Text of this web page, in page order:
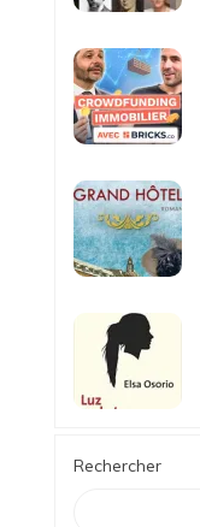
Rechercher